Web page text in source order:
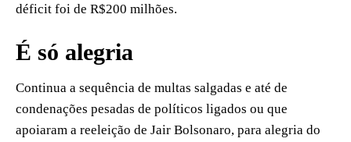
déficit foi de R$200 milhões.
É só alegria
Continua a sequência de multas salgadas e até de
condenações pesadas de políticos ligados ou que
apoiaram a reeleição de Jair Bolsonaro, para alegria do